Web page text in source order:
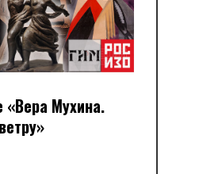
«Вера Мухина.